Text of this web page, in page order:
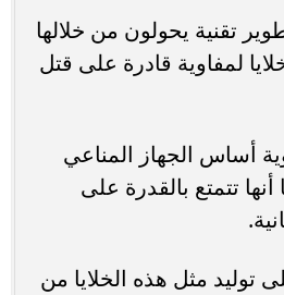
تقنية يحولون من خلالها
لمفاوية قادرة على قتل
أساس الجهاز المناعي
تتمتع بالقدرة على
توليد مثل هذه الخلايا من